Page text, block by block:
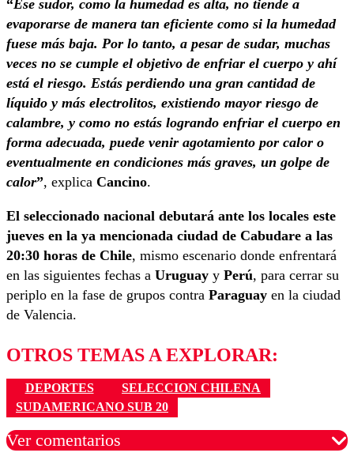
“Ese sudor, como la humedad es alta, no tiende a
evaporarse de manera tan eficiente como si la humedad
fuese más baja. Por lo tanto, a pesar de sudar, muchas
veces no se cumple el objetivo de enfriar el cuerpo y ahí
está el riesgo. Estás perdiendo una gran cantidad de
líquido y más electrolitos, existiendo mayor riesgo de
calambre, y como no estás logrando enfriar el cuerpo en
forma adecuada, puede venir agotamiento por calor o
eventualmente en condiciones más graves, un golpe de
calor”, explica Cancino.
El seleccionado nacional debutará ante los locales este
jueves en la ya mencionada ciudad de Cabudare a las
20:30 horas de Chile, mismo escenario donde enfrentará
en las siguientes fechas a Uruguay y Perú, para cerrar su
periplo en la fase de grupos contra Paraguay en la ciudad
de Valencia.
OTROS TEMAS A EXPLORAR:
DEPORTES
SELECCION CHILENA
SUDAMERICANO SUB 20
Ver comentarios